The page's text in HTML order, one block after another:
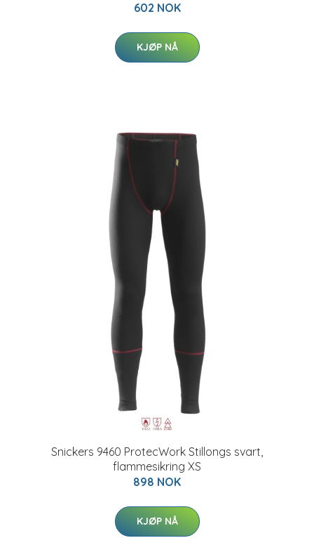
602 NOK
KJØP NÅ
Snickers 9460 ProtecWork Stillongs svart,
flammesikring XS
898 NOK
KJØP NÅ